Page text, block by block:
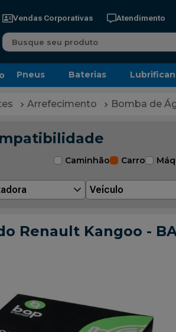
Vendas Corporativas Atendimento
Busque seu produto
Pneus Baterias
Arrefecimento Bomba de
Caminhão Carro
Veículo
Renault Kangoo -